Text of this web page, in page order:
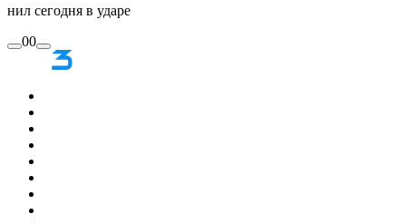
нил сегодня в ударе
00